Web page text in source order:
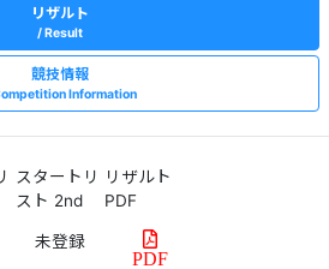
リザルト
Result
競技情報
Information
スタートリ
スト 2nd
リザルト
PDF
PDF